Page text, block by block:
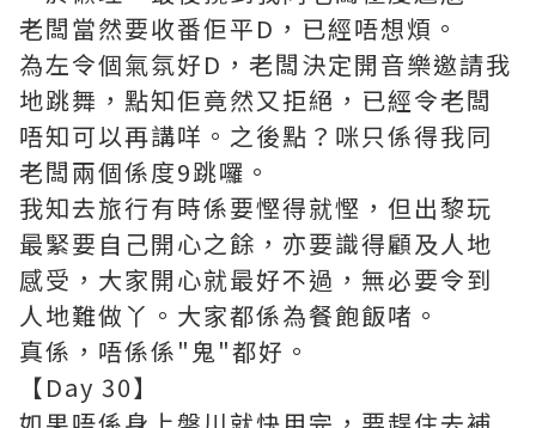
老闆當然要收番佢平D，已經唔想煩。
為左令個氣氛好D，老闆決定開音樂邀請我
地跳舞，點知佢竟然又拒絕，已經令老闆
唔知可以再講咩。之後點？咪只係得我同
老闆兩個係度9跳囉。
我知去旅行有時係要慳得就慳，但出黎玩
最緊要自己開心之餘，亦要識得顧及人地
感受，大家開心就最好不過，無必要令到
人地難做丫。大家都係為餐飽飯啫。
真係，唔係係"鬼"都好。
【Day 30】